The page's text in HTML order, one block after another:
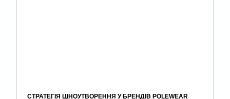
СТРАТЕГІЯ ЦІНОУТВОРЕННЯ У БРЕНДІВ POLEWEAR